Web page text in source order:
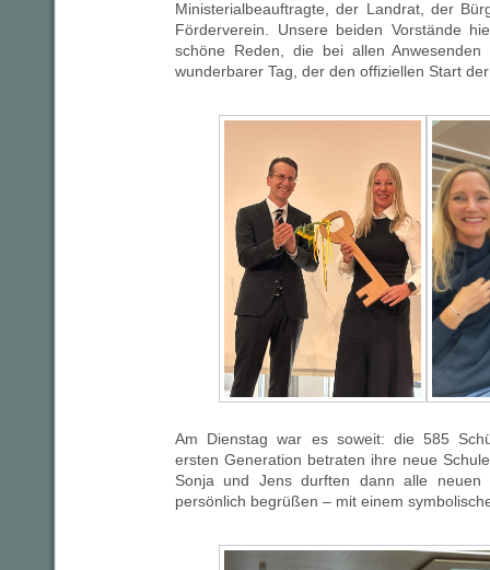
Ministerialbeauftragte, der Landrat, der
Förderverein. Unsere beiden Vorstände
schöne Reden, die bei allen
wunderbarer Tag, der den offiziellen Start
Am Dienstag war es soweit: die 585
ersten Generation betraten ihre neue
Sonja und Jens durften dann alle neuen
persönlich begrüßen – mit einem